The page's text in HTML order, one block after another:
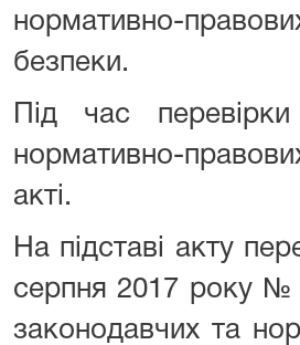
нормативно-
безпеки.
Під час
нормативно-
акті.
На підставі акту
серпня 2017 року №
законодавчих та